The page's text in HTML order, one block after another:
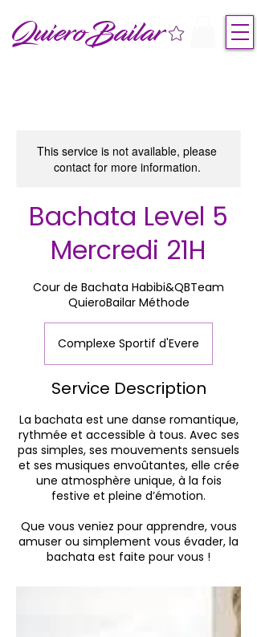
QuieroBailar
This service is not available, please
contact for more information.
Bachata Level 5
Mercredi 21H
Cour de Bachata Habibi&QBTeam
QuieroBailar Méthode
Complexe Sportif d'Evere
Service Description
La bachata est une danse romantique,
rythmée et accessible à tous. Avec ses
pas simples, ses mouvements sensuels
et ses musiques envoûtantes, elle crée
une atmosphère unique, à la fois
festive et pleine d’émotion.
Que vous veniez pour apprendre, vous
amuser ou simplement vous évader, la